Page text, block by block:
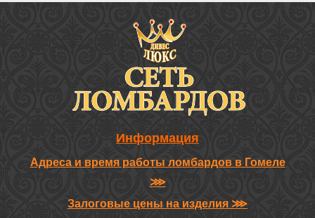
Информация
Адреса и время работы ломбардов в Гомеле
⋙
Залоговые цены на изделия ⋙